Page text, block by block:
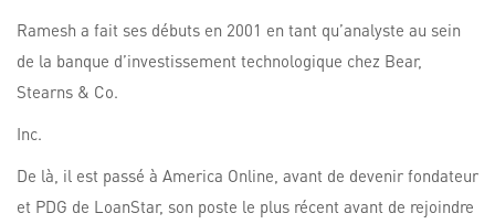
Ramesh a fait ses débuts en 2001 en tant qu’analyste au sein
de la banque d’investissement technologique chez Bear,
Stearns & Co.
Inc.
De là, il est passé à America Online, avant de devenir fondateur
et PDG de LoanStar, son poste le plus récent avant de rejoindre